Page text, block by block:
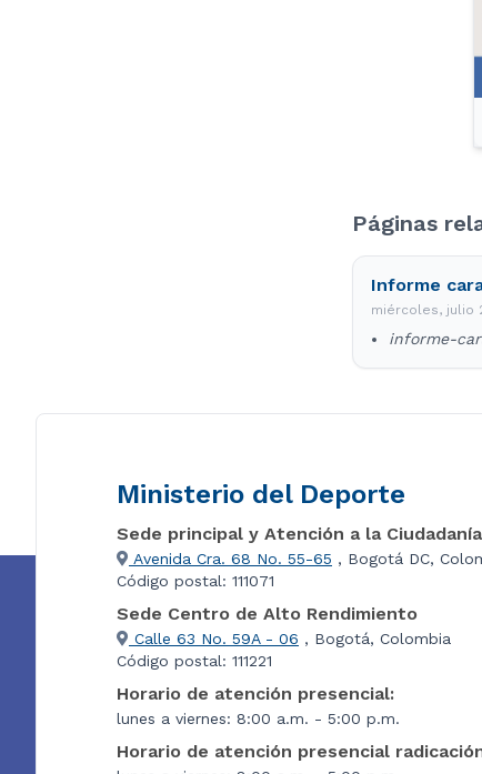
Páginas
Informe
miércoles, julio
informe-
Ministerio del Deporte
Sede principal y Atención a la Ciudadanía
Avenida Cra. 68 No. 55-65 , Bogotá DC,
Código postal: 111071
Sede Centro de Alto Rendimiento
Calle 63 No. 59A - 06 , Bogotá, Colombia
Código postal: 111221
Horario de atención presencial:
lunes a viernes: 8:00 a.m. - 5:00 p.m.
Horario de atención presencial